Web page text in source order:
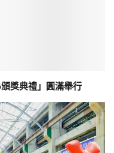
獎典禮」圓滿舉行